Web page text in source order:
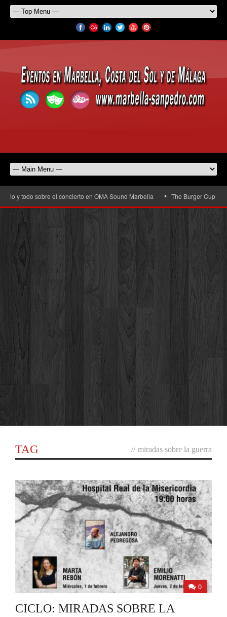
y todo sobre el concierto en OMA Sound Marbella The Burger Cup llega
TAG // miradas sobre la guerra
0
CICLO: MIRADAS SOBRE LA